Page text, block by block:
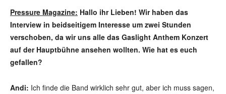
Pressure Magazine: Hallo ihr Lieben! Wir haben das
Interview in beidseitigem Interesse um zwei Stunden
verschoben, da wir uns alle das Gaslight Anthem Konzert
auf der Hauptbühne ansehen wollten. Wie hat es euch
gefallen?
Andi: Ich finde die Band wirklich sehr gut, aber ich muss sagen,